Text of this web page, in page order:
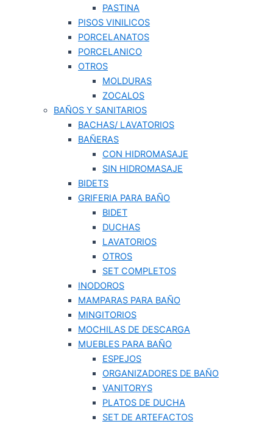
PASTINA
PISOS VINILICOS
PORCELANATOS
PORCELANICO
OTROS
MOLDURAS
ZOCALOS
BAÑOS Y SANITARIOS
BACHAS/ LAVATORIOS
BAÑERAS
CON HIDROMASAJE
SIN HIDROMASAJE
BIDETS
GRIFERIA PARA BAÑO
BIDET
DUCHAS
LAVATORIOS
OTROS
SET COMPLETOS
INODOROS
MAMPARAS PARA BAÑO
MINGITORIOS
MOCHILAS DE DESCARGA
MUEBLES PARA BAÑO
ESPEJOS
ORGANIZADORES DE BAÑO
VANITORYS
PLATOS DE DUCHA
SET DE ARTEFACTOS